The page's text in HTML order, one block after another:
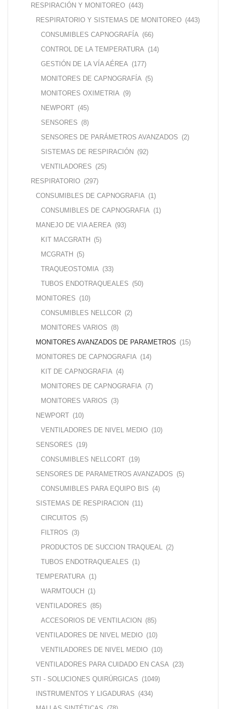
RESPIRACIÓN Y MONITOREO (443)
RESPIRATORIO Y SISTEMAS DE MONITOREO (443)
CONSUMIBLES CAPNOGRAFÍA (66)
CONTROL DE LA TEMPERATURA (14)
GESTIÓN DE LA VÍA AÉREA (177)
MONITORES DE CAPNOGRAFÍA (5)
MONITORES OXIMETRIA (9)
NEWPORT (45)
SENSORES (8)
SENSORES DE PARÁMETROS AVANZADOS (2)
SISTEMAS DE RESPIRACIÓN (92)
VENTILADORES (25)
RESPIRATORIO (297)
CONSUMIBLES DE CAPNOGRAFIA (1)
CONSUMIBLES DE CAPNOGRAFIA (1)
MANEJO DE VIA AEREA (93)
KIT MACGRATH (5)
MCGRATH (5)
TRAQUEOSTOMIA (33)
TUBOS ENDOTRAQUEALES (50)
MONITORES (10)
CONSUMIBLES NELLCOR (2)
MONITORES VARIOS (8)
MONITORES AVANZADOS DE PARAMETROS (15)
MONITORES DE CAPNOGRAFIA (14)
KIT DE CAPNOGRAFIA (4)
MONITORES DE CAPNOGRAFIA (7)
MONITORES VARIOS (3)
NEWPORT (10)
VENTILADORES DE NIVEL MEDIO (10)
SENSORES (19)
CONSUMIBLES NELLCORT (19)
SENSORES DE PARAMETROS AVANZADOS (5)
CONSUMIBLES PARA EQUIPO BIS (4)
SISTEMAS DE RESPIRACION (11)
CIRCUITOS (5)
FILTROS (3)
PRODUCTOS DE SUCCION TRAQUEAL
(2)
TUBOS ENDOTRAQUEALES (1)
TEMPERATURA (1)
WARMTOUCH (1)
VENTILADORES (85)
ACCESORIOS DE VENTILACION (85)
VENTILADORES DE NIVEL MEDIO (10)
VENTILADORES DE NIVEL MEDIO (10)
VENTILADORES PARA CUIDADO EN CASA (23)
STI - SOLUCIONES QUIRÚRGICAS (1049)
INSTRUMENTOS Y LIGADURAS (434)